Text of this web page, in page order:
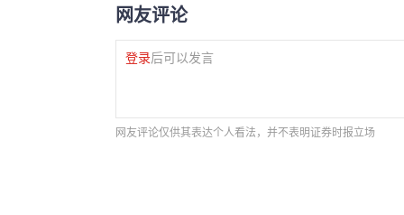
网友评论
登录后可以发言
网友评论仅供其表达个人看法，并不表明证券时报立场